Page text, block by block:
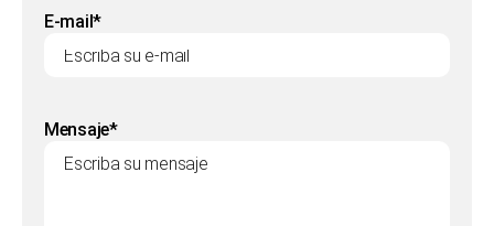
E-mail*
Mensaje*